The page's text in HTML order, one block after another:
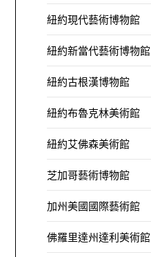
紐約現代藝術博物館
紐約新當代藝術博物館
紐約古根漢博物館
紐約布魯克林美術館
紐約艾佛森美術館
芝加哥藝術博物館
加州美國國際藝術館
佛羅里達州達利美術館